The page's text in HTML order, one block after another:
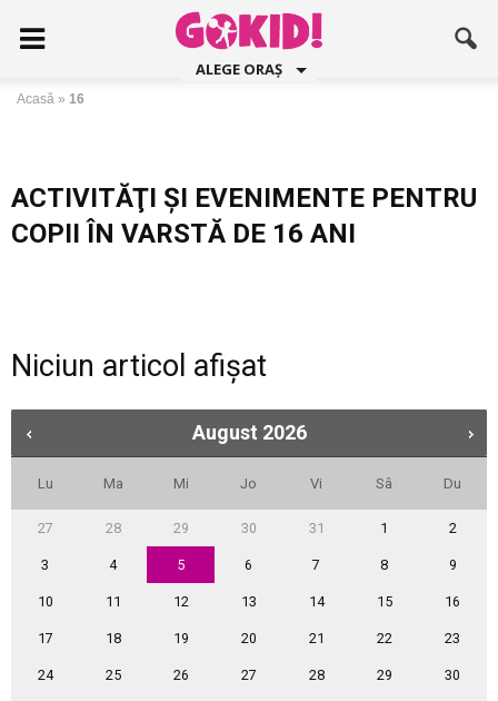
ALEGE ORAȘ
Acasă » 16
ACTIVITĂŢI ŞI EVENIMENTE PENTRU
COPII ÎN VARSTĂ DE 16 ANI
Niciun articol afișat
August 2026
Lu Ma Mi Jo Vi Sâ Du
27 28 29 30 31 1 2
3 4 5 6 7 8 9
10 11 12 13 14 15 16
17 18 19 20 21 22 23
24 25 26 27 28 29 30